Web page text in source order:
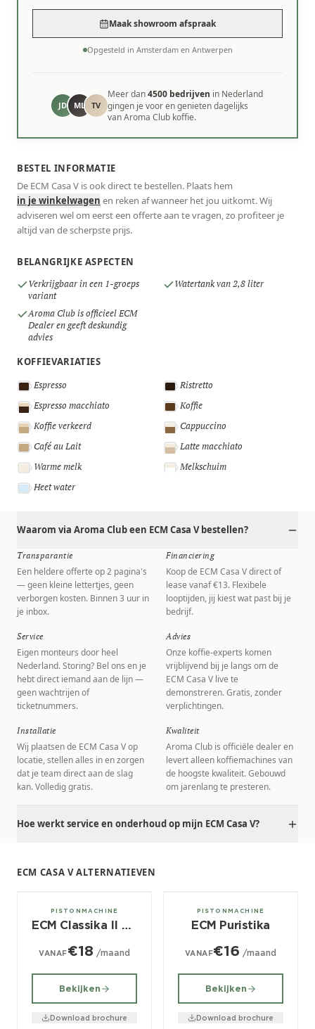
Maak showroom afspraak
Opgesteld in Amsterdam en Antwerpen
JD ML TV
Meer dan4500 bedrijven in Nederland
gingen je voor en genieten dagelijks
van Aroma Club koffie.
BESTEL INFORMATIE
De ECM Casa V is ook direct te bestellen. Plaats hem
in je winkelwagen en reken af wanneer het jou uitkomt. Wij
adviseren wel om eerst een offerte aan te vragen, zo profiteer je
altijd van de scherpste prijs.
BELANGRIJKE ASPECTEN
Verkrijgbaar in een 1-groeps
variant
Watertank van 2,8 liter
Aroma Club is officieel ECM
Dealer en geeft deskundig
advies
KOFFIEVARIATIES
Espresso
Ristretto
Espresso macchiato
Koffie
Koffie verkeerd
Cappuccino
Café au Lait
Latte macchiato
Warme melk
Melkschuim
Heet water
Waarom via Aroma Club een ECM Casa V bestellen?
Transparantie
Een heldere offerte op 2 pagina's
— geen kleine lettertjes, geen
verborgen kosten. Binnen 3 uur in
je inbox.
Financiering
Koop de ECM Casa V direct of
lease vanaf €13. Flexibele
looptijden, jij kiest wat past bij je
bedrijf.
Service
Eigen monteurs door heel
Nederland. Storing? Bel ons en je
hebt direct iemand aan de lijn —
geen wachtrijen of
ticketnummers.
Advies
Onze koffie-experts komen
vrijblijvend bij je langs om de
ECM Casa V live te
demonstreren. Gratis, zonder
verplichtingen.
Installatie
Wij plaatsen de ECM Casa V op
locatie, stellen alles in en zorgen
dat je team direct aan de slag
kan. Volledig gratis.
Kwaliteit
Aroma Club is officiële dealer en
levert alleen koffiemachines van
de hoogste kwaliteit. Gebouwd
om jarenlang te presteren.
Hoe werkt service en onderhoud op mijn ECM Casa V?
ECM CASA V ALTERNATIEVEN
1 groeps
PISTONMACHINE
ECM Classika II PID
VANAF€18 /maand
Bekijken
Download brochure
1 groeps
PISTONMACHINE
ECM Puristika
VANAF€16 /maand
Bekijken
Download brochure